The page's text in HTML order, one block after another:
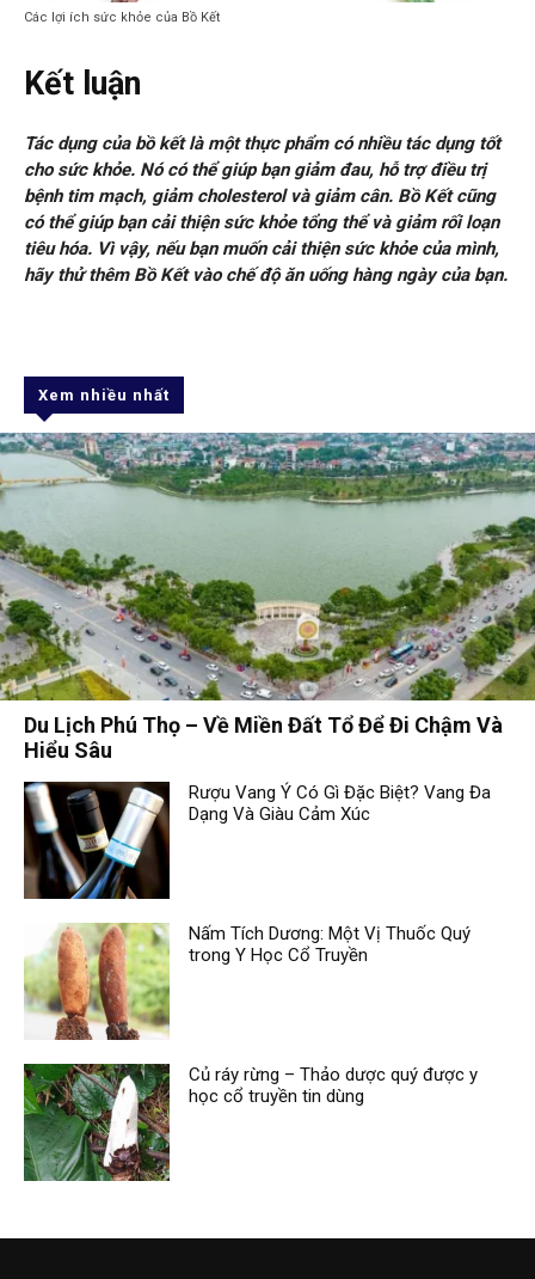
Các lợi ích sức khỏe của Bồ Kết
Kết luận
Tác dụng của bồ kết là một thực phẩm có nhiều tác dụng tốt
cho sức khỏe. Nó có thể giúp bạn giảm đau, hỗ trợ điều trị
bệnh tim mạch, giảm cholesterol và giảm cân. Bồ Kết cũng
có thể giúp bạn cải thiện sức khỏe tổng thể và giảm rối loạn
tiêu hóa. Vì vậy, nếu bạn muốn cải thiện sức khỏe của mình,
hãy thử thêm Bồ Kết vào chế độ ăn uống hàng ngày của bạn.
Xem nhiều nhất
Du Lịch Phú Thọ – Về Miền Đất Tổ Để Đi Chậm Và
Hiểu Sâu
Rượu Vang Ý Có Gì Đặc Biệt? Vang Đa
Dạng Và Giàu Cảm Xúc
Nấm Tích Dương: Một Vị Thuốc Quý
trong Y Học Cổ Truyền
Củ ráy rừng – Thảo dược quý được y
học cổ truyền tin dùng